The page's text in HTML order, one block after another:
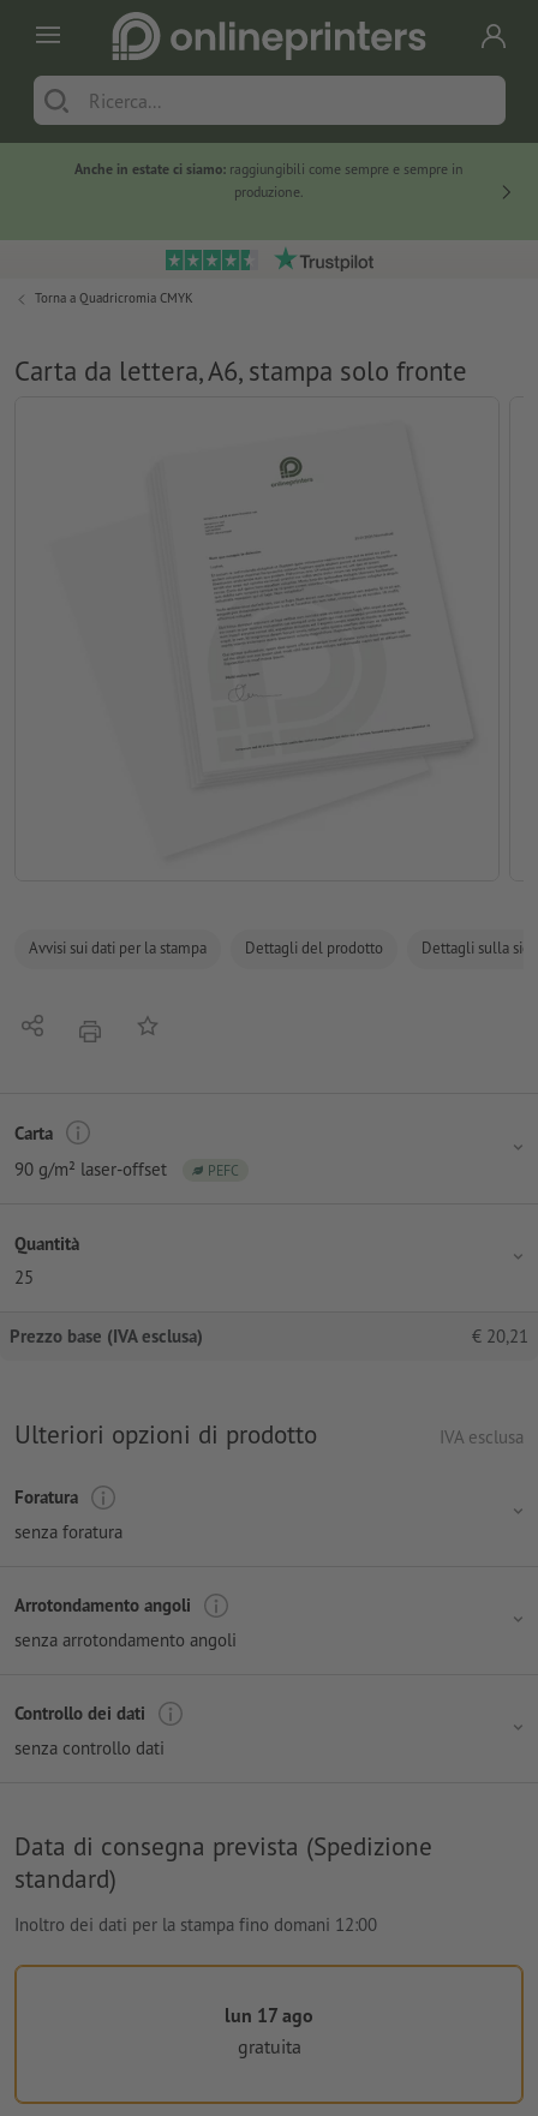
Anche in estate ci siamo: raggiungibili come sempre e sempre in
produzione.
Torna a Quadricromia CMYK
Carta da lettera, A6, stampa solo fronte
Avvisi sui dati per la stampa Dettagli del prodotto Dettagli sulla
Condividistamparealla lista preferiti
Carta
90 g/m² laser-offset
PEFC
Quantità
25
Prezzo base (IVA esclusa) € 20,21
Ulteriori opzioni di prodotto IVA esclusa
Foratura
senza foratura
Arrotondamento angoli
senza arrotondamento angoli
Controllo dei dati
senza controllo dati
Data di consegna prevista (Spedizione
standard)
Inoltro dei dati per la stampa fino domani 12:00
lun 17 ago
gratuita